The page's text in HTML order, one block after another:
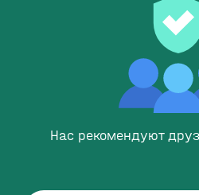
Нас рекомендуют